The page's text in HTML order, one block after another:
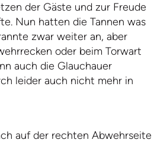
der Gäste und zur Freude
Nun hatten die Tannen was
zwar weiter an, aber
oder beim Torwart
auch die Glauchauer
leider auch nicht mehr in
auf der rechten Abwehrseite